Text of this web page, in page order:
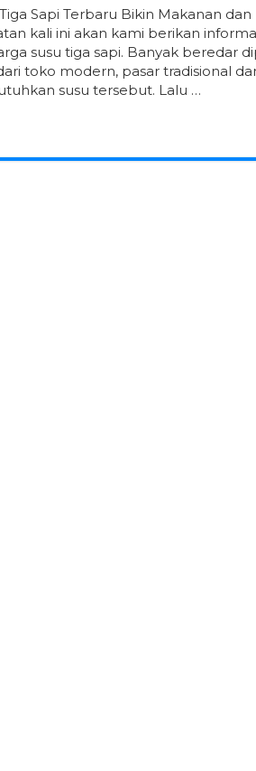
Sapi Terbaru Bikin Makanan
kali ini akan kami berikan
susu tiga sapi. Banyak beredar
toko modern, pasar tradisional
susu tersebut. Lalu …